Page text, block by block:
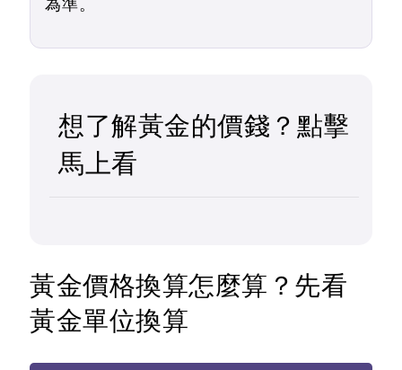
為準。
想了解黃金的價錢？點擊
馬上看
黃金價格換算怎麼算？先看
黃金單位換算